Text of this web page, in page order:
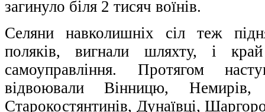
загинуло біля 2 тисяч воїнів.
Селяни навколишніх сіл теж
поляків, вигнали шляхту, і
самоуправління. Протягом
відвоювали Вінницю,
Старокостянтинів, Дунаївці,